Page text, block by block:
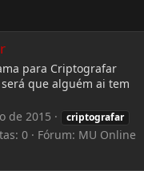
para Criptografar
que alguém ai tem
de 2015
criptografar
0 Fórum: MU Online